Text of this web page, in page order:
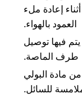
إعادة ملء
العمود بالهواء.
فيها توصيل
طرف الماصة.
مادة البولي
للسائل.